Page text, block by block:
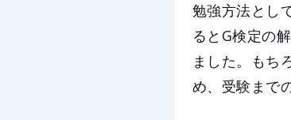
勉強方法とし
るとG検定の
ました。もち
め、受験まで